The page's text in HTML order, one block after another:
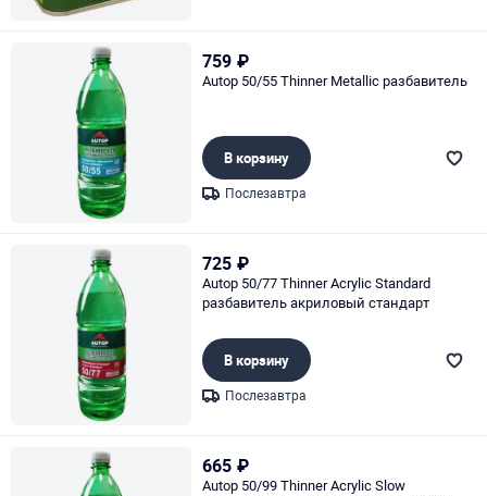
759 ₽
Autop 50/55 Thinner Metallic разбавитель
В корзину
Послезавтра
725 ₽
Autop 50/77 Thinner Acrylic Standard
разбавитель акриловый стандарт
В корзину
Послезавтра
665 ₽
Autop 50/99 Thinner Acrylic Slow